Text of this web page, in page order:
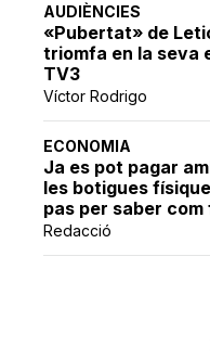
AUDIÈNCIES
«Pubertat» de
triomfa en la seva
TV3
Víctor Rodrigo
ECONOMIA
Ja es pot pagar
les botigues
pas per saber
Redacció